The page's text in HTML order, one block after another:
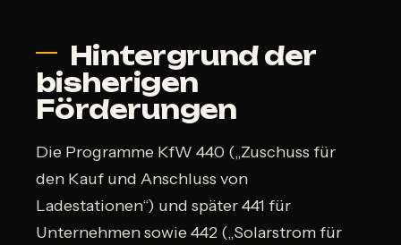
Hintergrund der
bisherigen
Förderungen
Die Programme KfW 440 („Zuschuss für
den Kauf und Anschluss von
Ladestationen“) und später 441 für
Unternehmen sowie 442 („Solarstrom für